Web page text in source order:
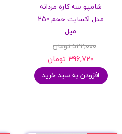
شامپو سه کاره مردانه
مدل اکسایت حجم 250
میل
۵۲۲,۰۰۰ تومان
۳۹۶,۷۲۰ تومان
افزودن به سبد خرید